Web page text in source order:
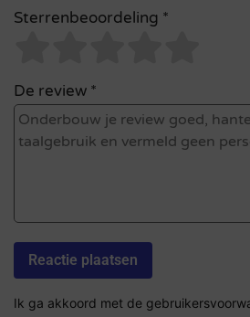
Sterrenbeoordeling *
De review *
Ik ga akkoord met de